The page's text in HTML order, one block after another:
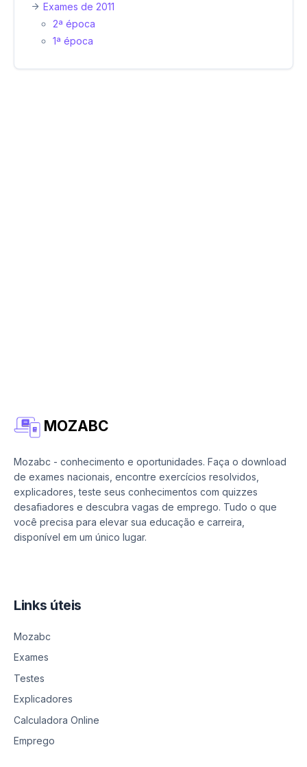
Exames de 2011
2ª época
1ª época
MOZABC
Mozabc - conhecimento e oportunidades. Faça o download
de exames nacionais, encontre exercícios resolvidos,
explicadores, teste seus conhecimentos com quizzes
desafiadores e descubra vagas de emprego. Tudo o que
você precisa para elevar sua educação e carreira,
disponível em um único lugar.
Links úteis
Mozabc
Exames
Testes
Explicadores
Calculadora Online
Emprego